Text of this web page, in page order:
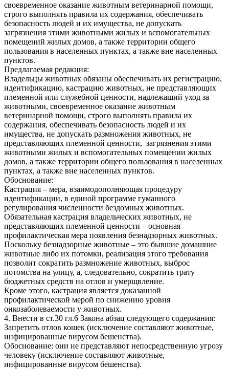
своевременное оказание животным ветеринарной помощи,
строго выполнять правила их содержания, обеспечивать
безопасность людей и их имущества, не допускать
загрязнения этими животными жилых и вспомогательных
помещений жилых домов, а также территории общего
пользования в населенных пунктах, а также вне населенных
пунктов.
Предлагаемая редакция:
Владельцы животных обязаны обеспечивать их регистрацию,
идентификацию, кастрацию животных, не представляющих
племенной или служебной ценности, надлежащий‌ уход за
животными, своевременное оказание животным
ветеринарной‌ помощи, строго выполнять правила их
содержания, обеспечивать безопасность людей‌ и их
имущества, не допускать размножения животных, не
представляющих племенной ценности, загрязнения этими
животными жилых и вспомогательных помещении‌ жилых
домов, а также территории общего пользования в населенных
пунктах, а также вне населенных пунктов.
Обоснование:
Кастрация – мера, взаимодополняющая процедуру
идентификации, в единой программе гуманного
регулирования численности бездомных животных.
Обязательная кастрация владельческих животных, не
представляющих племенной ценности – основная
профилактическая мера появления безнадзорных животных.
Поскольку безнадзорные животные – это бывшие домашние
животные либо их потомки, реализация этого требования
позволит сократить размножение животных, выброс
потомства на улицу, а, следовательно, сократить трату
бюджетных средств на отлов и умерщвление.
Кроме этого, кастрация является доказанной
профилактической мерой по снижению уровня
онкозаболеваемости у животных.
4. Внести в ст.30 гл.6 Закона абзац следующего содержания:
Запретить отлов кошек (исключение составляют животные,
инфицированные вирусом бешенства).
Обоснование: они не представляют непосредственную угрозу
человеку (исключение составляют животные,
инфицированные вирусом бешенства).